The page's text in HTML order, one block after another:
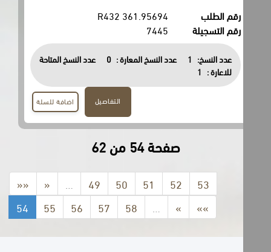
رقم الطلب
361.95694 R432
رقم التسجيلة
7445
عدد النسخ: 1 عدد النسخ المعارة : 0
عدد النسخ المتاحة
للاعارة :
1
اضافة للسلة
صفحة 54 من 62
«« … 49 50 51 52
54
55 56 57 … »